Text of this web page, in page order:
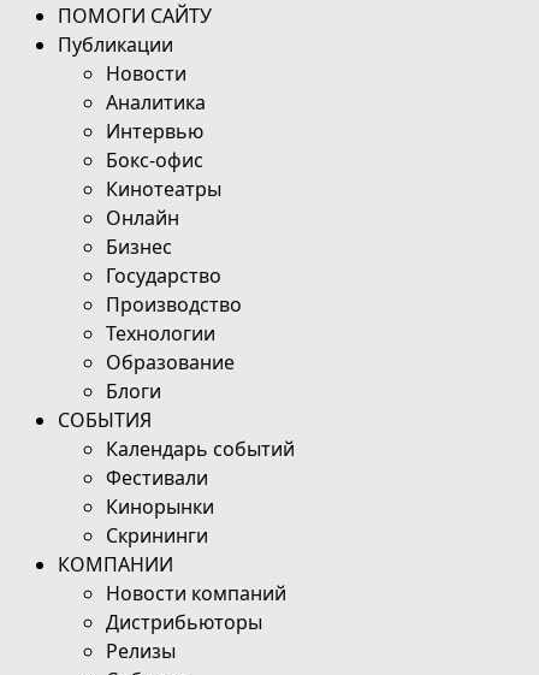
ПОМОГИ САЙТУ
Публикации
Новости
Аналитика
Интервью
Бокс-офис
Кинотеатры
Онлайн
Бизнес
Государство
Производство
Технологии
Образование
Блоги
СОБЫТИЯ
Календарь событий
Фестивали
Кинорынки
Скрининги
КОМПАНИИ
Новости компаний
Дистрибьюторы
Релизы